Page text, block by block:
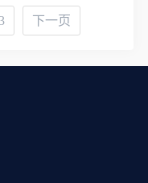
3 下一页